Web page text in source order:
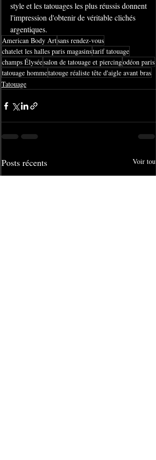
style et les tatouages les plus réussis donnent
l'impression d'obtenir de véritable clichés
argentiques.
American Body Artsans rendez-vous
chatelet les halles paris magasinstarif tatouage
champs Élyséesalon de tatouage et piercingodéon paris
tatouage hommetatouge réaliste tête d'aigle avant bras
Tatouage
Posts récents Voir tout